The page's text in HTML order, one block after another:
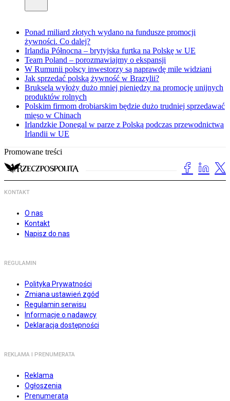
Ponad miliard złotych wydano na fundusze promocji
żywności. Co dalej?
Irlandia Północna – brytyjska furtka na Polskę w UE
Team Poland – porozmawiajmy o ekspansji
W Rumunii polscy inwestorzy są naprawdę mile widziani
Jak sprzedać polską żywność w Brazylii?
Bruksela wyłoży dużo mniej pieniędzy na promocję unijnych
produktów rolnych
Polskim firmom drobiarskim będzie dużo trudniej sprzedawać
mięso w Chinach
Irlandzkie Donegal w parze z Polską podczas przewodnictwa
Irlandii w UE
Promowane treści
KONTAKT
O nas
Kontakt
Napisz do nas
REGULAMIN
Polityka Prywatności
Zmiana ustawień zgód
Regulamin serwisu
Informacje o nadawcy
Deklaracja dostępności
REKLAMA I PRENUMERATA
Reklama
Ogłoszenia
Prenumerata